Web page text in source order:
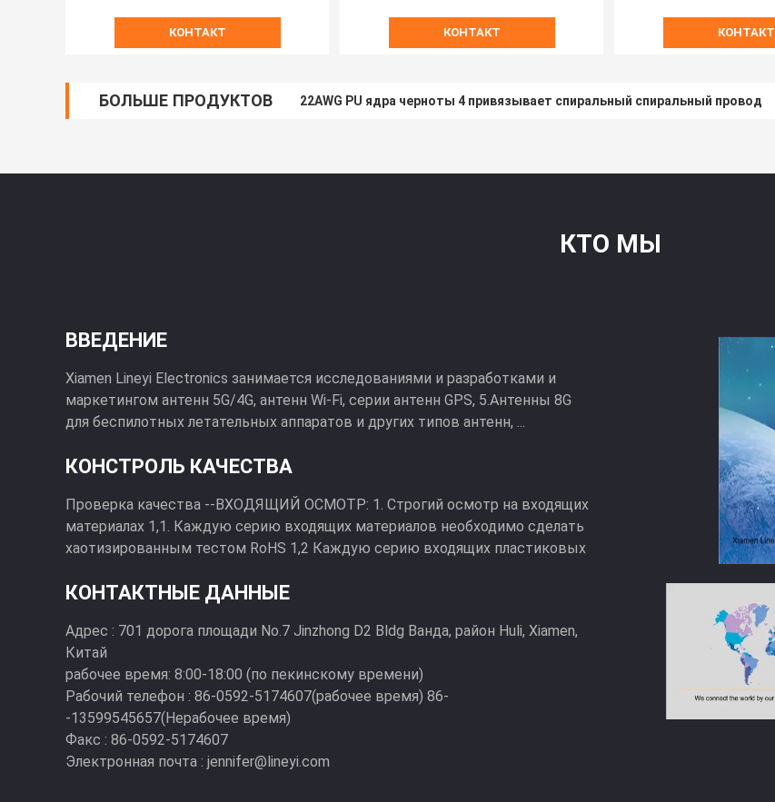
КОНТАКТ КОНТАКТ КОНТАКТ
БОЛЬШЕ ПРОДУКТОВ 22AWG PU ядра черноты 4 привязывает спиральный спиральный провод
КТО МЫ
ВВЕДЕНИЕ
Xiamen Lineyi Electronics занимается исследованиями и разработками и
маркетингом антенн 5G/4G, антенн Wi-Fi, серии антенн GPS, 5.Антенны 8G
для беспилотных летательных аппаратов и других типов антенн, ...
КОНСТРОЛЬ КАЧЕСТВА
Проверка качества --ВХОДЯЩИЙ ОСМОТР: 1. Строгий осмотр на входящих
материалах 1,1. Каждую серию входящих материалов необходимо сделать
хаотизированным тестом RoHS 1,2 Каждую серию входящих пластиковых
КОНТАКТНЫЕ ДАННЫЕ
Адрес : 701 дорога площади No.7 Jinzhong D2 Bldg Ванда, район Huli, Xiamen,
Китай
рабочее время: 8:00-18:00 (по пекинскому времени)
Рабочий телефон : 86-0592-5174607(рабочее время) 86-
-13599545657(Нерабочее время)
Факс : 86-0592-5174607
Электронная почта : jennifer@lineyi.com